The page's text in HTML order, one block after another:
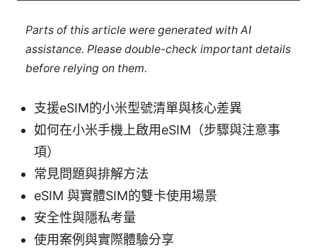
Parts of this article were generated with AI
assistance. Please double-check important details
before relying on them.
支援eSIM的小米型號清單與核心差異
如何在小米手機上啟用eSIM（步驟與注意事
項）
常見問題與排解方法
eSIM 與實體SIM的雙卡使用場景
安全性與隱私考量
使用案例與實際體驗分享